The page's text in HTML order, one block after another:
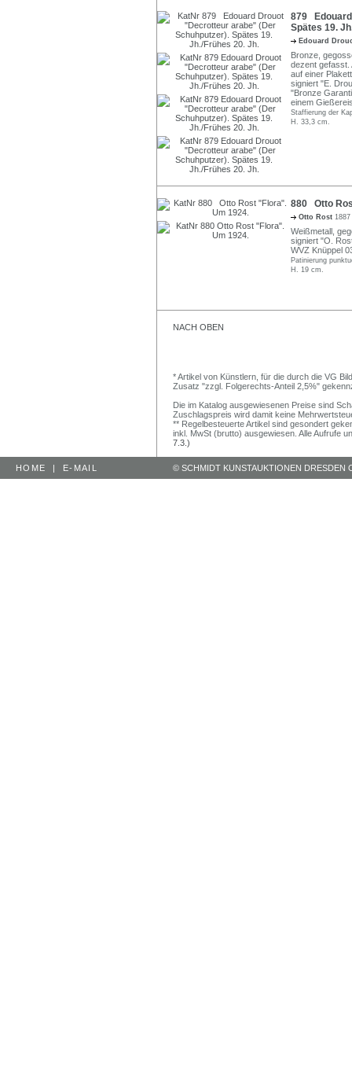
879
Spätes 19.
Edouard
Bronze,
dezent gefasst.
auf einer
signiert "E.
"Bronze
einem
Staffierung der
H. 33,3 cm.
880 Otto
Otto Rost
Weißmetall,
signiert "O.
WVZ Knüppel
Patinierung
H. 19 cm.
NACH OBEN
* Artikel von Künstlern, für die durch die VG
Zusatz "zzgl. Folgerechts-Anteil 2,5%"
Die im Katalog ausgewiesenen Preise sind
Zuschlagspreis wird damit keine
** Regelbesteuerte Artikel sind gesondert
inkl. MwSt (brutto) ausgewiesen. Alle Aufrufe
7.3.)
HOME | E-MAIL © SCHMIDT KUNSTAUKTIONEN DRESDEN